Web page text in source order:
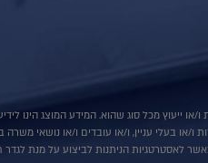
ייעוץ מכל סוג שהוא. המידע המוצג הינו
בעלי עניין, ו/או עובדים ו/או נושאי משרה
לאסטרטגיות הניתנות לביצוע על מנת לגדר